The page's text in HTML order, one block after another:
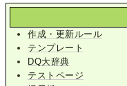
作成・更新ルール
テンプレート
DQ大辞典
テストページ